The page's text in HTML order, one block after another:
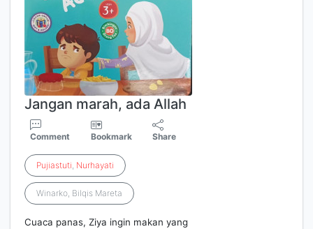
Jangan marah, ada Allah
Comment Bookmark Share
Pujiastuti, Nurhayati
Winarko, Bilqis Mareta
Cuaca panas, Ziya ingin makan yang